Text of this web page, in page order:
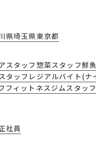
県埼玉県東京都
スタッフ 惣菜スタッフ鮮
タッフ レジアルバイト(ナ
フィットネスジムスタッフ
社員